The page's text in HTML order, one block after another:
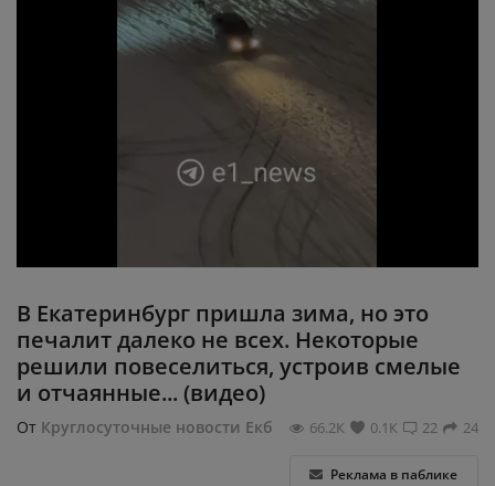
В Екатеринбург пришла зима, но это
печалит далеко не всех. Некоторые
решили повеселиться, устроив смелые
и отчаянные... (видео)
От Круглосуточные новости Екб 24
22
0.1К
66.2К
Реклама в паблике